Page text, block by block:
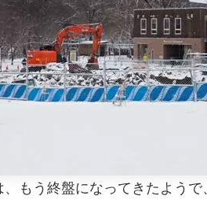
もう終盤になってきたよう